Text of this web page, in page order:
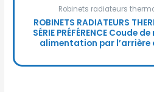
Robinets radiateurs
ROBINETS RADIATEURS
SÉRIE PRÉFÉRENCE Coude
alimentation par